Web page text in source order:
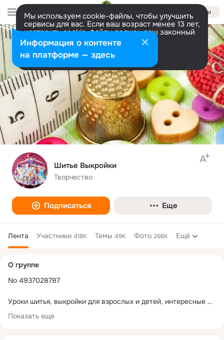
Войти
Мы используем cookie-файлы, чтобы улучшить
сервисы для вас. Если ваш возраст менее 13 лет,
настроить cookie-файлы должен ваш законный
представитель. Больше информации
Разрешить все Настроить
Шитье Выкройки
Творчество
Подписаться Еще
Лента Участники 418K Темы 49K Фото 266K Ещё
колонка
О группе
No 4937028787
Уроки шитья, выкройки для взрослых и детей, интересные
идеи и многое другое. Присоединяйтесь!
Показать еще
Информация о контенте
на платформе — здесь